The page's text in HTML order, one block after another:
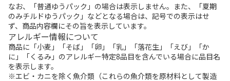
なお、「普通ゆうパック」の場合は表示しません。また、「夏期
のみチルドゆうパック」などとなる場合は、記号での表示はせ
ず、商品内容欄にその旨を表示しています。
アレルギー情報について
商品に「小麦」「そば」「卵」「乳」「落花生」「えび」「か
に」「くるみ」のアレルギー特定8品目を含んでいる場合に品目名
を表示します。
※エビ・カニを除く魚介類（これらの魚介類を原材料として製造